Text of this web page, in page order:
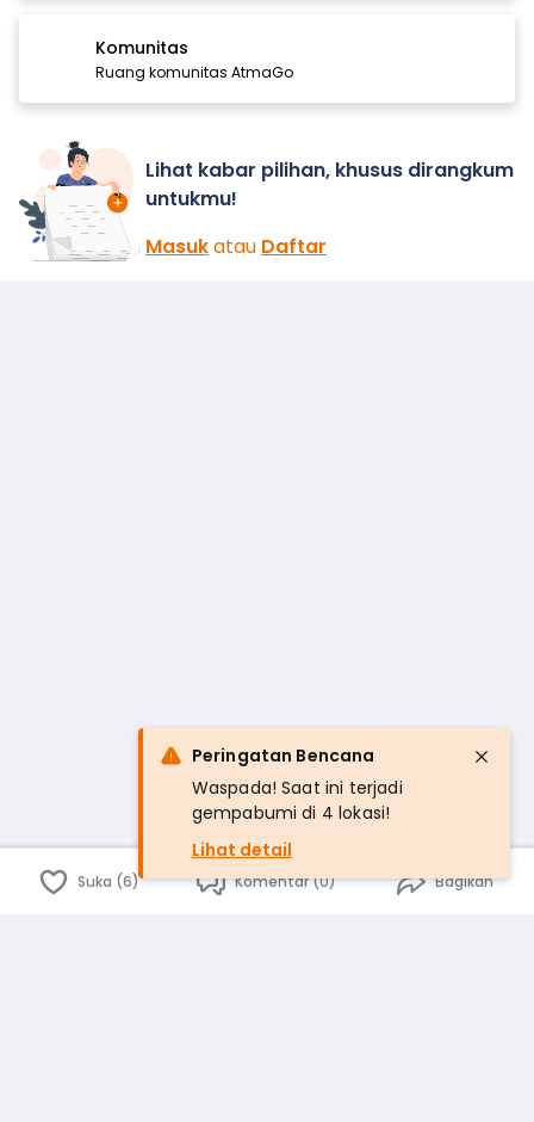
Komunitas
Ruang komunitas AtmaGo
Lihat kabar pilihan, khusus dirangkum
untukmu!
Masukatau Daftar
Suka (6) Komentar (0) Bagikan
Peringatan Bencana
Waspada! Saat ini terjadi
gempabumi di 4 lokasi!
Lihat detail